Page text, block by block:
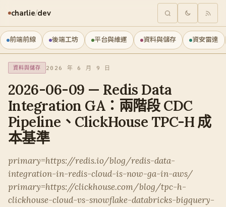
charlie/dev
前端前線 後端工坊 平台與維運 資料與儲存 資安雷達
資料與儲存 2026 年 6 月 9 日
2026-06-09 — Redis Data
Integration GA：兩階段 CDC
Pipeline、ClickHouse TPC-H 成
本基準
primary=https://redis.io/blog/redis-data-
integration-in-redis-cloud-is-now-ga-in-aws/
primary=https://clickhouse.com/blog/tpc-h-
clickhouse-cloud-vs-snowflake-databricks-bigquery-